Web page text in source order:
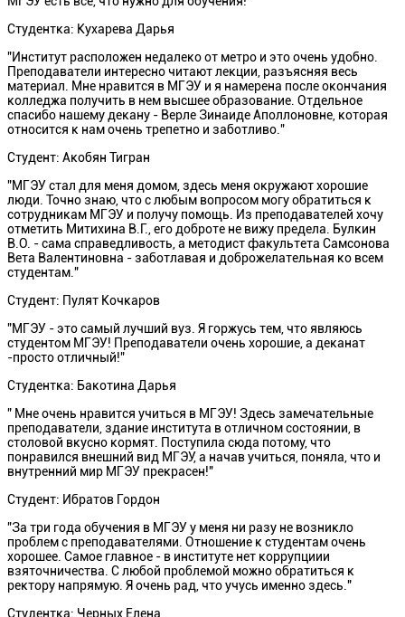
Студентка: Кухарева Дарья
"Институт расположен недалеко от метро и это очень удобно.
Преподаватели интересно читают лекции, разъясняя весь
материал. Мне нравится в МГЭУ и я намерена после окончания
колледжа получить в нем высшее образование. Отдельное
спасибо нашему декану - Верле Зинаиде Аполлоновне, которая
относится к нам очень трепетно и заботливо."
Студент: Акобян Тигран
"МГЭУ стал для меня домом, здесь меня окружают хорошие
люди. Точно знаю, что с любым вопросом могу обратиться к
сотрудникам МГЭУ и получу помощь. Из преподавателей хочу
отметить Митихина В.Г., его доброте не вижу предела. Булкин
В.О. - сама справедливость, а методист факультета Самсонова
Вета Валентиновна - заботлавая и доброжелательная ко всем
студентам."
Студент: Пулят Кочкаров
"МГЭУ - это самый лучший вуз. Я горжусь тем, что являюсь
студентом МГЭУ! Преподаватели очень хорошие, а деканат
-просто отличный!"
Студентка: Бакотина Дарья
" Мне очень нравится учиться в МГЭУ! Здесь замечательные
преподаватели, здание института в отличном состоянии, в
столовой вкусно кормят. Поступила сюда потому, что
понравился внешний вид МГЭУ, а начав учиться, поняла, что и
внутренний мир МГЭУ прекрасен!"
Студент: Ибратов Гордон
"За три года обучения в МГЭУ у меня ни разу не возникло
проблем с преподавателями. Отношение к студентам очень
хорошее. Самое главное - в институте нет коррупциии
взяточничества. С любой проблемой можно обратиться к
ректору напрямую. Я очень рад, что учусь именно здесь."
Студентка: Черных Елена